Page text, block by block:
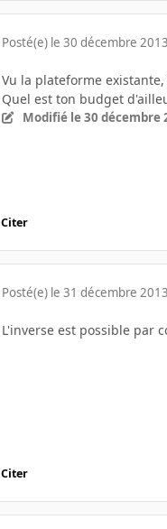
Posté(e) le 30 décembre 2013
Vu la plateforme
Quel est ton budget
Modifié le 30 décembre
Citer
Posté(e) le 31 décembre 2013
L'inverse est possible par
Citer